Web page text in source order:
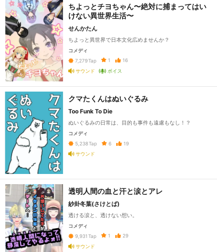
ちよっとチヨちゃん〜絶対に捕まってはい
けない異世界生活〜
せんかたん
ちよっと異世界で日本文化広めませんか？
コメディ
7,279Tap 1
16
サウンド
ボイス
クマたくんはぬいぐるみ
Too Funk To Die
ぬいぐるみの日常は、目的も事件も遠慮もなし！？
コメディ
5,238Tap 6
19
サウンド
透明人間の血と汗と涙とアレ
紗卦冬葉(さけとば)
透ける涙と、透けない想い。
コメディ
9,931 Tap 1
29
サウンド